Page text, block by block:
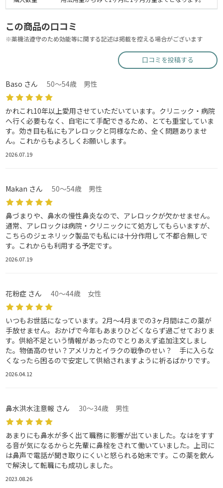
この商品の口コミ
※薬機法遵守のため効能等に関する記述は掲載を控える場合がございます
口コミを投稿する
Baso さん 50～54歳 男性
かれこれ10年以上愛用させていただいています。クリニック・病院
へ行く必要もなく、自宅にて手配できるため、とても重宝していま
す。効き目も私にもアレロックと同様なため、全く問題ありませ
ん。これからもよろしくお願いします。
2026.07.19
Makan さん 50～54歳 男性
鼻づまりや、鼻水の慢性鼻炎なので、アレロックが欠かせません。
通常、アレロックは病院・クリニックにて処方してもらいますが、
こちらのジェネリック製品でも私には十分作用して不都合無しで
す。これからも利用する予定です。
2026.07.19
花粉症 さん 40～44歳 女性
いつもお世話になっています。2月〜4月までの3ヶ月間はこの薬が
手放せません。おかげで今年もあまりひどくならず過ごせておりま
す。供給不足という情報があったのでとりあえず追加注文しまし
た。物価高のせい？アメリカとイラクの戦争のせい？ 手に入らな
くなったら困るので安定して供給されますように祈るばかりです。
2026.04.12
鼻水洪水注意報 さん 30～34歳 男性
あまりにも鼻水が多く出て職務に影響が出ていました。なはをすす
る音が気になるからと先輩に鼻栓をされて働いていました。上司に
は鼻声で電話が聞き取りにくいと怒られる始末です。この薬を飲ん
で解決して転職にも成功しました。
2023.08.26